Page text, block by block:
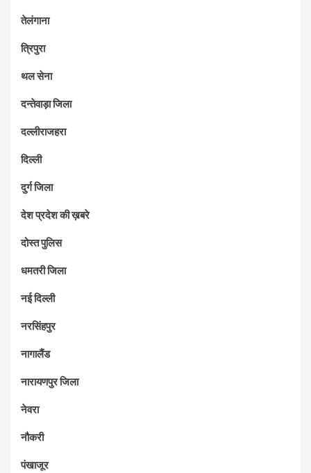
तेलंगाना
त्रिपुरा
थल सेना
दन्तेवाड़ा जिला
दल्लीराजहरा
दिल्ली
दुर्ग जिला
देश प्रदेश की ख़बरे
दोस्त पुलिस
धमतरी जिला
नई दिल्ली
नरसिंहपुर
नागालैंड
नारायणपुर जिला
नेवरा
नौकरी
पंखाजूर